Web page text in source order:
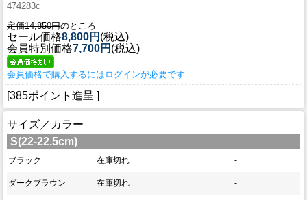
474283c
定価14,850円のところ
セール価格8,800円 (税込)
会員特別価格7,700円 (税込)
会員価格で購入するにはログインが必要です
[385ポイント進呈 ]
サイズ／カラー
S(22-22.5cm)
ブラック 在庫切れ -
ダークブラウン 在庫切れ -